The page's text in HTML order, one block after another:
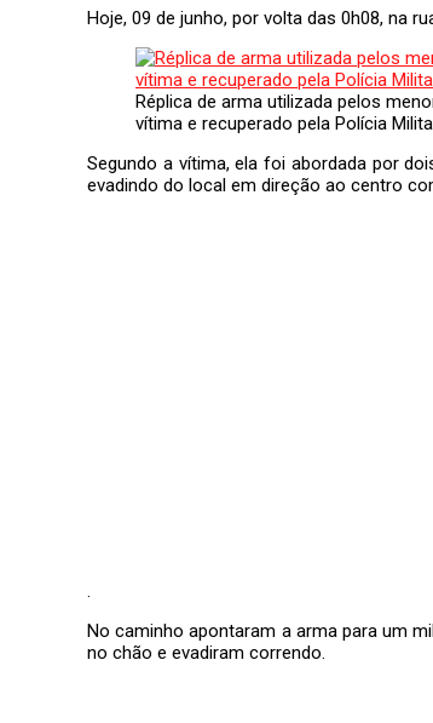
Hoje, 09 de junho, por volta das 0h08, na
Réplica de arma utilizada pelos
vítima e recuperado pela Polícia
Segundo a vítima, ela foi abordada por
evadindo do local em direção ao centro
.
No caminho apontaram a arma para um
no chão e evadiram correndo.